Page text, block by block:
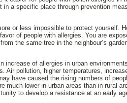
a specific place through prevention
or less impossible to protect yourself.
of people with allergies. You are
the same tree in the neighbour’s
increase of allergies in urban
Air pollution, higher temperatures,
have caused the rising numbers of
much lower in urban areas than in rural
to develop a resistance at an early